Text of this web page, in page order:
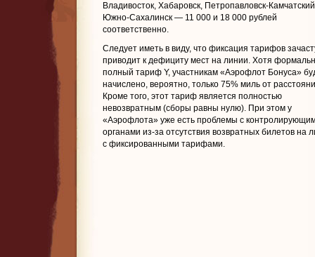
Владивосток, Хабаровск, Петропавловск-
Южно-Сахалинск — 11 000 и 18 000 рублей
соответственно.
Следует иметь в виду, что фиксация тарифов
приводит к дефициту мест на линии. Хотя
полный тариф Y, участникам «Аэрофлот Бонуса»
начислено, вероятно, только 75% миль от
Кроме того, этот тариф является полностью
невозвратным (сборы равны нулю). При этом у
«Аэрофлота» уже есть проблемы с
органами из-за отсутствия возвратных билетов на
с фиксированными тарифами.